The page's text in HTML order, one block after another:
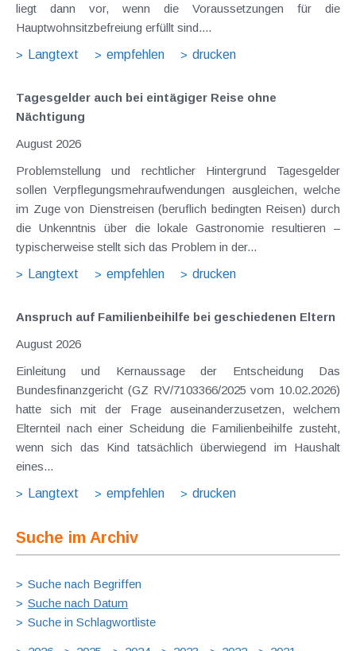
liegt dann vor, wenn die Voraussetzungen für die
Hauptwohnsitzbefreiung erfüllt sind....
Langtext
empfehlen drucken
Tagesgelder auch bei eintägiger Reise ohne
Nächtigung
August 2026
Problemstellung und rechtlicher Hintergrund Tagesgelder
sollen Verpflegungsmehraufwendungen ausgleichen, welche
im Zuge von Dienstreisen (beruflich bedingten Reisen) durch
die Unkenntnis über die lokale Gastronomie resultieren –
typischerweise stellt sich das Problem in der...
Langtext
empfehlen drucken
Anspruch auf Familienbeihilfe bei geschiedenen Eltern
August 2026
Einleitung und Kernaussage der Entscheidung Das
Bundesfinanzgericht (GZ RV/7103366/2025 vom 10.02.2026)
hatte sich mit der Frage auseinanderzusetzen, welchem
Elternteil nach einer Scheidung die Familienbeihilfe zusteht,
wenn sich das Kind tatsächlich überwiegend im Haushalt
eines...
Langtext
empfehlen drucken
Suche im Archiv
Suche nach Begriffen
Suche nach Datum
Suche in Schlagwortliste